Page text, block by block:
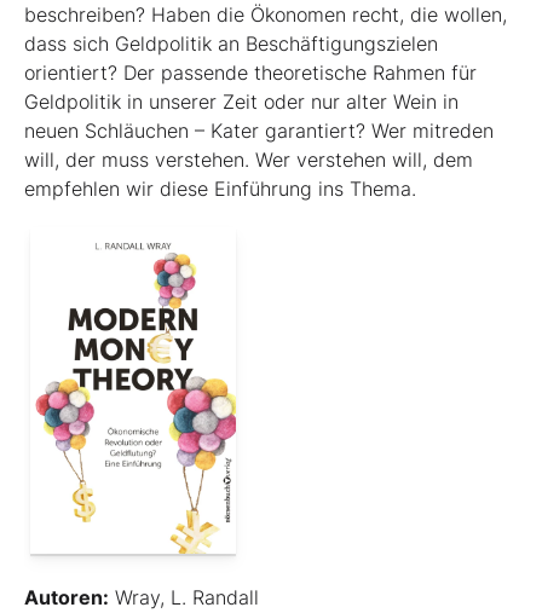
beschreiben? Haben die Ökonomen recht, die wollen,
dass sich Geldpolitik an Beschäftigungszielen
orientiert? Der passende theoretische Rahmen für
Geldpolitik in unserer Zeit oder nur alter Wein in
neuen Schläuchen – Kater garantiert? Wer mitreden
will, der muss verstehen. Wer verstehen will, dem
empfehlen wir diese Einführung ins Thema.
Autoren: Wray, L. Randall